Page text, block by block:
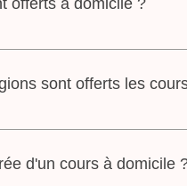
offerts à domicile. C'est-à-
sont offerts les
à domicile dans la
d'un cours à domicile